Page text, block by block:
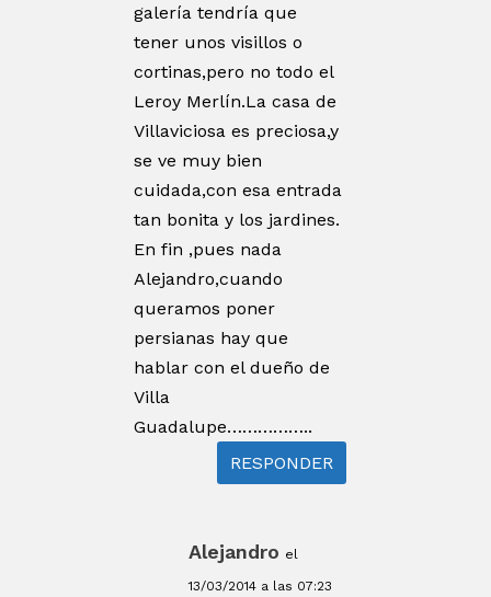
galería tendría que
tener unos visillos o
cortinas,pero no todo el
Leroy Merlín.La casa de
Villaviciosa es preciosa,y
se ve muy bien
cuidada,con esa entrada
tan bonita y los jardines.
En fin ,pues nada
Alejandro,cuando
queramos poner
persianas hay que
hablar con el dueño de
Villa
Guadalupe……………..
RESPONDER
Alejandro el
13/03/2014 a las 07:23